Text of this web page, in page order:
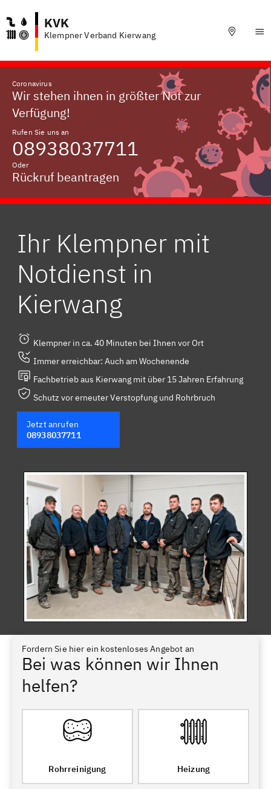
KVK
Klempner Verband Kierwang
Coronavirus
Wir stehen ihnen in größter Not zur
Verfügung!
Rufen Sie uns an
08938037711
Oder
Rückruf beantragen
Ihr Klempner mit
Notdienst in
Kierwang
Klempner in ca. 40 Minuten bei Ihnen vor Ort
Immer erreichbar: Auch am Wochenende
Fachbetrieb aus Kierwang mit über 15 Jahren Erfahrung
Schutz vor erneuter Verstopfung und Rohrbruch
Jetzt anrufen
08938037711
Fordern Sie hier ein kostenloses Angebot an
Bei was können wir Ihnen
helfen?
Rohrreinigung Heizung